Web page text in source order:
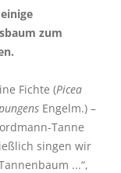
zum
Fichte (Picea
Engelm.) –
Tanne
singen wir
...“,